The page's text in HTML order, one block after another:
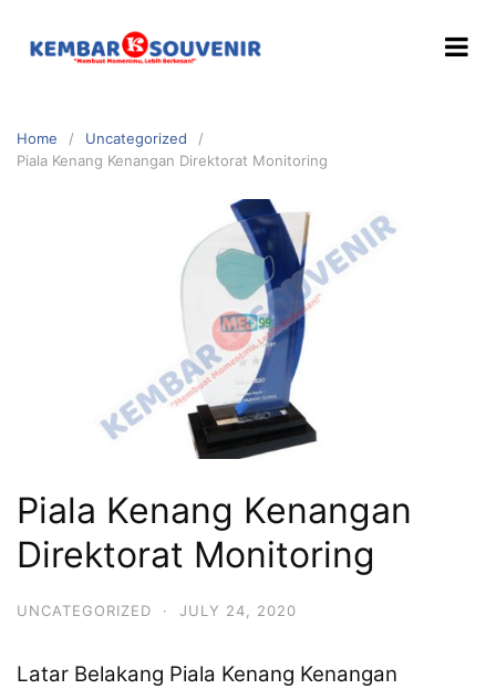
Home
Uncategorized
Piala Kenang Kenangan Direktorat Monitoring
Piala Kenang Kenangan
Direktorat Monitoring
UNCATEGORIZED · JULY 24, 2020
Latar Belakang Piala Kenang Kenangan